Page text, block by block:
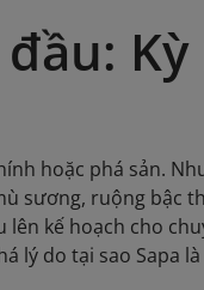
hoặc phá sản.
sương, ruộng bậc
kế hoạch cho
lý do tại sao Sapa